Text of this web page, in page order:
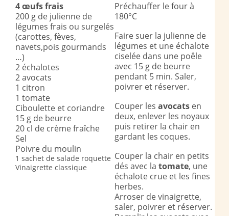
4 œufs frais
200 g de julienne de
légumes frais ou surgelés
(carottes, fèves,
navets,pois gourmands
…)
2 échalotes
2 avocats
1 citron
1 tomate
Ciboulette et coriandre
15 g de beurre
20 cl de crème fraîche
Sel
Poivre du moulin
1 sachet de salade roquette
Vinaigrette classique
Préchauffer le four à
180°C
Faire suer la julienne de
légumes et une échalote
ciselée dans une poêle
avec 15 g de beurre
pendant 5 min. Saler,
poivrer et réserver.
Couper les avocats en
deux, enlever les noyaux
puis retirer la chair en
gardant les coques.
Couper la chair en petits
dés avec la tomate, une
échalote crue et les fines
herbes.
Arroser de vinaigrette,
saler, poivrer et réserver.